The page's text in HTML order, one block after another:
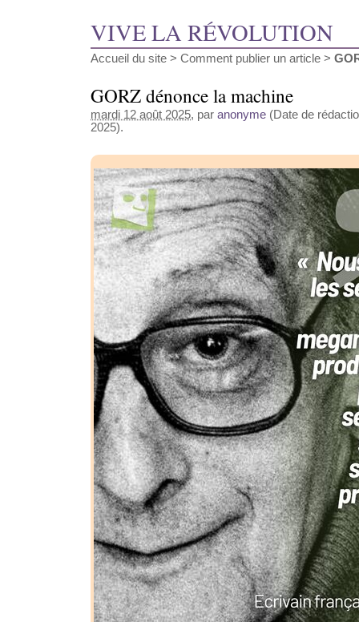
VIVE LA RÉVOLUTION
Accueil du site > Comment publier un article >
GORZ dénonce la machine
mardi 12 août 2025, par anonyme (Date de
2025).